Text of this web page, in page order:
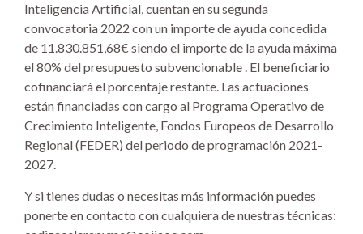
Inteligencia Artificial, cuentan en su segunda
convocatoria 2022 con un importe de ayuda concedida
de 11.830.851,68€ siendo el importe de la ayuda máxima
el 80% del presupuesto subvencionable . El beneficiario
cofinanciará el porcentaje restante. Las actuaciones
están financiadas con cargo al Programa Operativo de
Crecimiento Inteligente, Fondos Europeos de Desarrollo
Regional (FEDER) del periodo de programación 2021-
2027.
Y si tienes dudas o necesitas más información puedes
ponerte en contacto con cualquiera de nuestras técnicas: